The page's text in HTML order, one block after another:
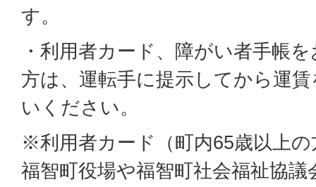
す。
・利用者カード、障がい者手帳
方は、運転手に提示してから運
いください。
※利用者カード（町内65歳以上の
福智町役場や福智町社会福祉協議